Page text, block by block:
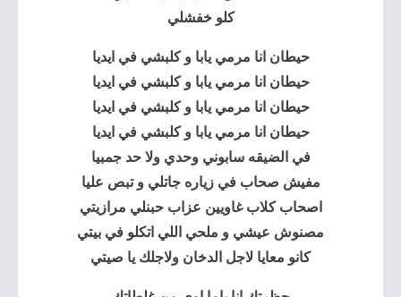
كلو خفشلي
حيطان انا مرمي يابا و كلبشي في ايديا
حيطان انا مرمي يابا و كلبشي في ايديا
حيطان انا مرمي يابا و كلبشي في ايديا
حيطان انا مرمي يابا و كلبشي في ايديا
في الضيقه سابوني وحدي ولا حد جمبيا
مفيش صحاب في زياره جاتلي و تبص عليا
اصحاب كلاب غاويين عزاب حبنلي مرازيتي
مصنوش عيشي و ملحي اللي اتكلو في بيتي
كانو معايا لاجل الدخان ولاجلك يا صيتي